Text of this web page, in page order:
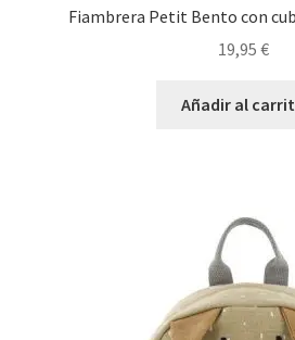
Fiambrera Petit Bento con
19,95 €
Añadir al